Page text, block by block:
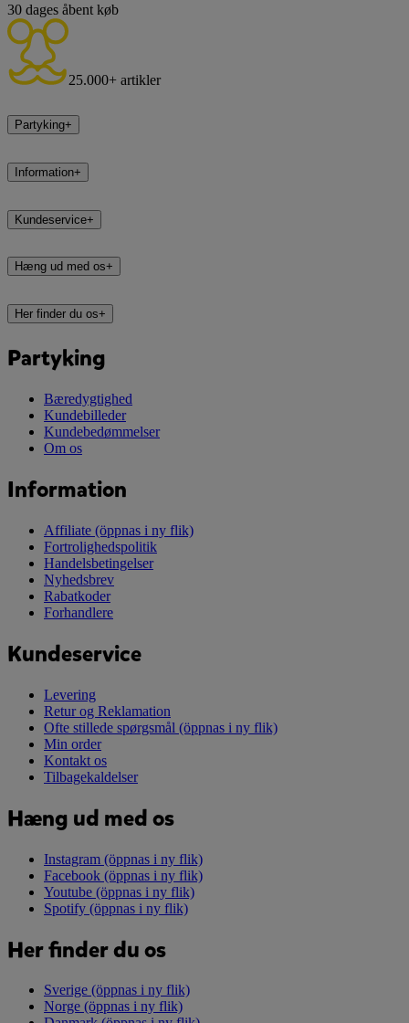
30 dages åbent køb
25.000+ artikler
Partyking+
Information+
Kundeservice+
Hæng ud med os+
Her finder du os+
Partyking
Bæredygtighed
Kundebilleder
Kundebedømmelser
Om os
Information
Affiliate (öppnas i ny flik)
Fortrolighedspolitik
Handelsbetingelser
Nyhedsbrev
Rabatkoder
Forhandlere
Kundeservice
Levering
Retur og Reklamation
Ofte stillede spørgsmål (öppnas i ny flik)
Min order
Kontakt os
Tilbagekaldelser
Hæng ud med os
Instagram (öppnas i ny flik)
Facebook (öppnas i ny flik)
Youtube (öppnas i ny flik)
Spotify (öppnas i ny flik)
Her finder du os
Sverige (öppnas i ny flik)
Norge (öppnas i ny flik)